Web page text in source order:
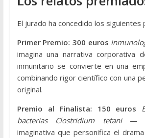
El jurado ha concedido los siguientes
Primer Premio: 300 euros
imagina una narrativa corporativa
inmunitario se convierte en una
combinando rigor científico con una
original.
Premio al Finalista: 150 euros
bacterias Clostridium tetani—
imaginativa que personifica el